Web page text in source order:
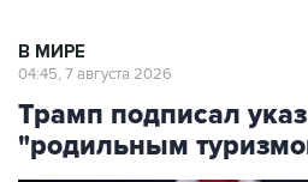
В МИРЕ
04:45, 7 августа 2026
Трамп подписал
"родильным